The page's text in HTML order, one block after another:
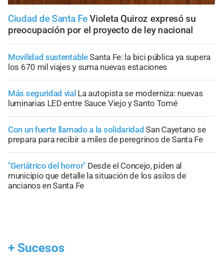
Ciudad de Santa Fe Violeta Quiroz expresó su
preocupación por el proyecto de ley nacional
Movilidad sustentableSanta Fe: la bici pública ya supera
los 670 mil viajes y suma nuevas estaciones
Más seguridad vial La autopista se moderniza: nuevas
luminarias LED entre Sauce Viejo y Santo Tomé
Con un fuerte llamado a la solidaridad San Cayetano se
prepara para recibir a miles de peregrinos de Santa Fe
"Geriátrico del horror" Desde el Concejo, piden al
municipio que detalle la situación de los asilos de
ancianos en Santa Fe
+ Sucesos